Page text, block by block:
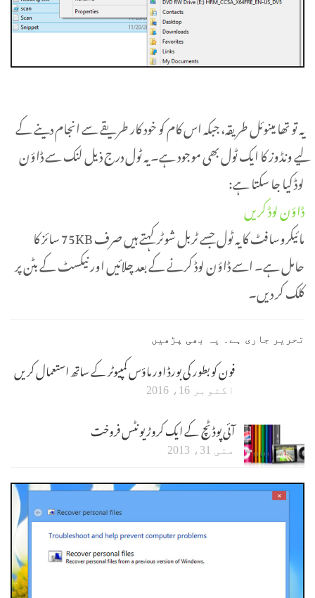
یہ تو تھا مینوئل طریقہ، جبکہ اس کام کو خود کار طریقے سے انجام دینے کے
لیے ونڈوز کا ایک ٹول بھی موجود ہے۔ یہ ٹول درج ذیل لنک سے ڈاؤن
لوڈ کیا جا سکتا ہے:
ڈاؤن لوڈ کریں
مائیکروسافٹ کا یہ ٹول جسے ٹربل شوٹر کہتے ہیں صرف 75KB سائز کا
حامل ہے۔ اسے ڈاؤن لوڈ کرنے کے بعد چلائیں اور نیکسٹ کے بٹن پر
کلک کر دیں۔
تحریر جاری ہے۔ یہ بھی پڑھیں
فون کو بطور کی بورڈ اور ماؤس کمپیوٹر کے ساتھ استعمال کریں
اکتوبر 16، 2016
آئی پوڈ ٹچ کے ایک کروڑ یونٹس فروخت
مئی 31، 2013